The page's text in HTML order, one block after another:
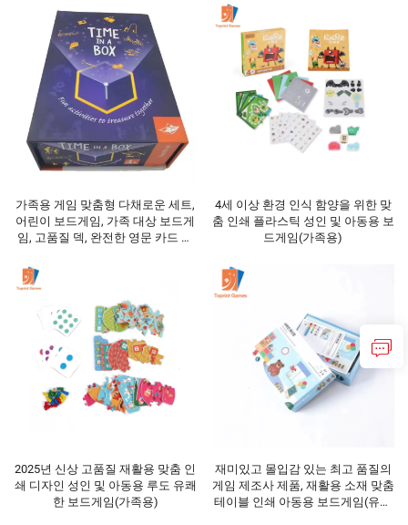
가족용 게임 맞춤형 다채로운 세트,
어린이 보드게임, 가족 대상 보드게
임, 고품질 덱, 완전한 영문 카드 보
4세 이상 환경 인식 함양을 위한 맞
춤 인쇄 플라스틱 성인 및 아동용 보
드게임(가족용)
2025년 신상 고품질 재활용 맞춤 인
쇄 디자인 성인 및 아동용 루도 유쾌
한 보드게임(가족용)
재미있고 몰입감 있는 최고 품질의
게임 제조사 제품, 재활용 소재 맞춤
테이블 인쇄 아동용 보드게임(유치